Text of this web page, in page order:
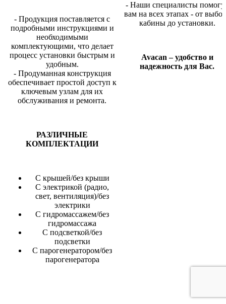
- Продукция поставляется с
подробными инструкциями и
необходимыми
комплектующими, что делает
процесс установки быстрым и
удобным.
- Продуманная конструкция
обеспечивает простой доступ к
ключевым узлам для их
обслуживания и ремонта.
РАЗЛИЧНЫЕ
КОМПЛЕКТАЦИИ
С крышей/без крыши
С электрикой (радио,
свет, вентиляция)/без
электрики
С гидромассажем/без
гидромассажа
С подсветкой/без
подсветки
С парогенератором/без
парогенератора
- Наши специалисты
вам на всех этапах - от
кабины до установки.
Avacan – удобство и
надежность для Вас.